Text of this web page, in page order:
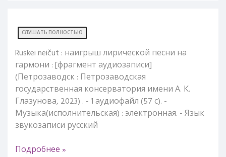
СЛУШАТЬ ПОЛНОСТЬЮ
Ruskei neičut : наигрыш лирической песни на
гармони : [фрагмент аудиозаписи]
(Петрозаводск : Петрозаводская
государственная консерватория имени А. К.
Глазунова, 2023) . - 1 аудиофайл (57 с). -
Музыка(исполнительская) : электронная. - Язык
звукозаписи русский
Подробнее »